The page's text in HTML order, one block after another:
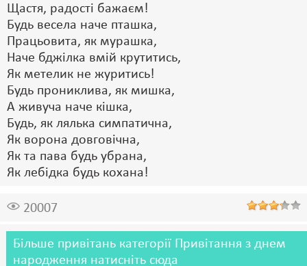
Щастя, радості бажаєм!
Будь весела наче пташка,
Працьовита, як мурашка,
Наче бджілка вмій крутитись,
Як метелик не журитись!
Будь прониклива, як мишка,
А живуча наче кішка,
Будь, як лялька симпатична,
Як ворона довговічна,
Як та пава будь убрана,
Як лебідка будь кохана!
20007
Більше привітань категорії Привітання з днем
народження натисніть сюда